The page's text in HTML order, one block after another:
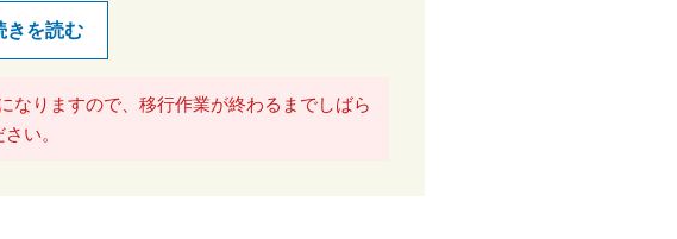
きを読む
なりますので、移行作業が終わるまでしばら
い。